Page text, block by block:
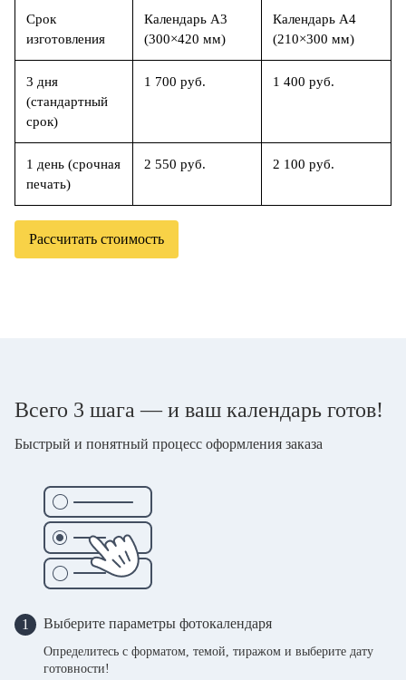
Срок
изготовления
Календарь А3
(300×420 мм)
Календарь А4
(210×300 мм)
3 дня
(стандартный
срок)
1 700 руб. 1 400 руб.
1 день (срочная
печать)
2 550 руб. 2 100 руб.
Рассчитать стоимость
Всего 3 шага — и ваш календарь готов!
Быстрый и понятный процесс оформления заказа
1 Выберите параметры фотокалендаря
Определитесь с форматом, темой, тиражом и выберите дату
готовности!